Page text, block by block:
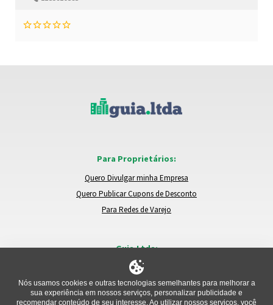
Para Proprietários:
Quero Divulgar minha Empresa
Quero Publicar Cupons de Desconto
Para Redes de Varejo
Guia.Ltda:
Locais e Empresas
Trocar de Região
Relatar um Problema
Nós usamos cookies e outras tecnologias semelhantes para melhorar a
sua experiência em nossos serviços, personalizar publicidade e
recomendar conteúdo de seu interesse. Ao utilizar nossos serviços, você